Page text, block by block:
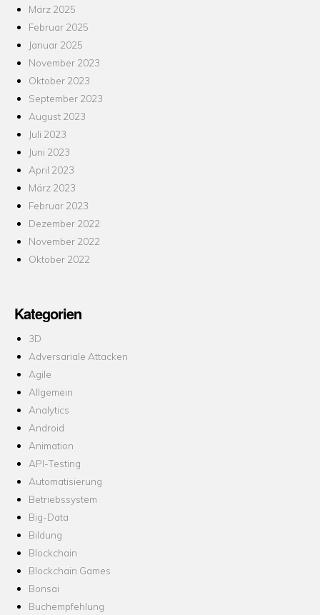
März 2025
Februar 2025
Januar 2025
November 2023
Oktober 2023
September 2023
August 2023
Juli 2023
Juni 2023
April 2023
März 2023
Februar 2023
Dezember 2022
November 2022
Oktober 2022
Kategorien
3D
Adversariale Attacken
Agile
Allgemein
Analytics
Android
Animation
API-Testing
Automatisierung
Betriebssystem
Big-Data
Bildung
Blockchain
Blockchain Games
Bonsai
Buchempfehlung